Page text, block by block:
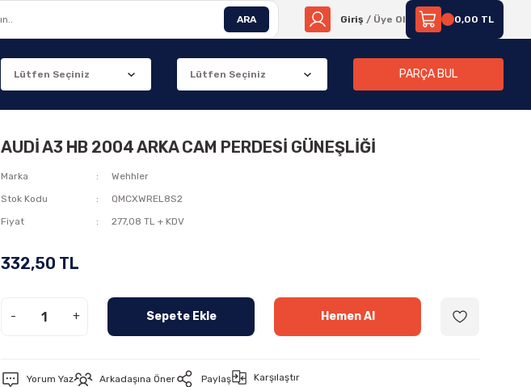
ARA Giriş / Üye Ol 0,00 TL
PARÇA BUL
AUDİ A3 HB 2004 ARKA CAM PERDESİ GÜNEŞLİĞİ
Marka
Wehhler
Stok Kodu
QMCXWREL8S2
Fiyat
277,08 TL + KDV
332,50 TL
- + Sepete Ekle Hemen Al
Yorum Yaz Arkadaşına Öner Paylaş Karşılaştır